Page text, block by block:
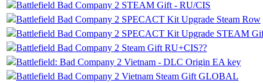
Battlefield Bad Company 2 STEAM Gift - RU/CIS
Battlefield Bad Company 2 SPECACT Kit Upgrade Steam Row
Battlefield Bad Company 2 SPECACT Kit Upgrade STEAM
Battlefield Bad Company 2 Steam Gift RU+CIS??
Battlefield: Bad Company 2 Vietnam - DLC Origin EA key
Battlefield Bad Company 2 Vietnam Steam Gift GLOBAL